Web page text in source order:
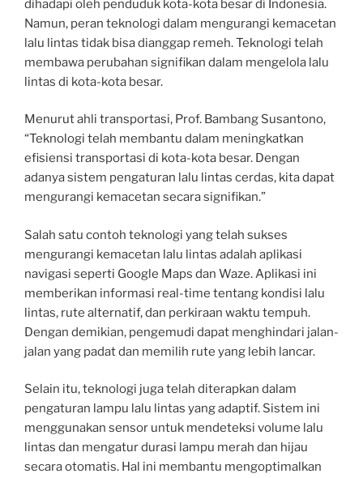
dihadapi oleh penduduk kota-kota besar di Indonesia.
Namun, peran teknologi dalam mengurangi kemacetan
lalu lintas tidak bisa dianggap remeh. Teknologi telah
membawa perubahan signifikan dalam mengelola lalu
lintas di kota-kota besar.
Menurut ahli transportasi, Prof. Bambang Susantono,
“Teknologi telah membantu dalam meningkatkan
efisiensi transportasi di kota-kota besar. Dengan
adanya sistem pengaturan lalu lintas cerdas, kita dapat
mengurangi kemacetan secara signifikan.”
Salah satu contoh teknologi yang telah sukses
mengurangi kemacetan lalu lintas adalah aplikasi
navigasi seperti Google Maps dan Waze. Aplikasi ini
memberikan informasi real-time tentang kondisi lalu
lintas, rute alternatif, dan perkiraan waktu tempuh.
Dengan demikian, pengemudi dapat menghindari jalan-
jalan yang padat dan memilih rute yang lebih lancar.
Selain itu, teknologi juga telah diterapkan dalam
pengaturan lampu lalu lintas yang adaptif. Sistem ini
menggunakan sensor untuk mendeteksi volume lalu
lintas dan mengatur durasi lampu merah dan hijau
secara otomatis. Hal ini membantu mengoptimalkan